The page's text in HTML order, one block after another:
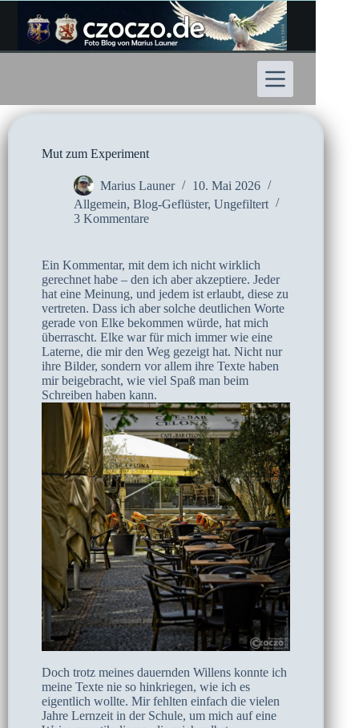
Inhalt
springen
Mut zum Experiment
Marius Launer
10. Mai 2026
Allgemein, Blog-Geflüster, Ungefiltert
3 Kommentare
Ein Kommentar, mit dem ich nicht wirklich
gerechnet habe – den ich aber akzeptiere. Jeder
hat eine Meinung, und jedem ist erlaubt, diese zu
vertreten. Dass ich aber solche deutlichen Worte
gerade von Elke bekommen würde, hat mich
überrascht. Elke war für mich immer wie eine
Laterne, die mir den Weg gezeigt hat. Nicht nur
ihre Bilder, sondern vor allem ihre Texte haben
mir beigebracht, wie viel Spaß man beim
Schreiben haben kann.
Doch trotz meines dauernden Willens konnte ich
meine Texte nie so hinkriegen, wie ich es
eigentlich wollte. Mir fehlten einfach die vielen
Jahre Lernzeit in der Schule, um mich auf eine